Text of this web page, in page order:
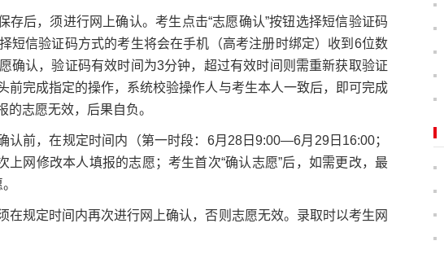
后，须进行网上确认。考生点击“志愿确认”按钮选择短信验证码
短信验证码方式的考生将会在手机（高考注册时绑定）收到6位数
确认，验证码有效时间为3分钟，超过有效时间则需重新获取验证
前完成指定的操作，系统校验操作人与考生本人一致后，即可完成
志愿无效，后果自负。
前，在规定时间内（第一时段：6月28日9:00—6月29日16:00；
网修改本人填报的志愿；考生首次“确认志愿”后，如需更改，最
规定时间内再次进行网上确认，否则志愿无效。录取时以考生网